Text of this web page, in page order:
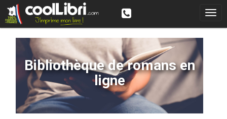
Bibliothèque de romans en
ligne